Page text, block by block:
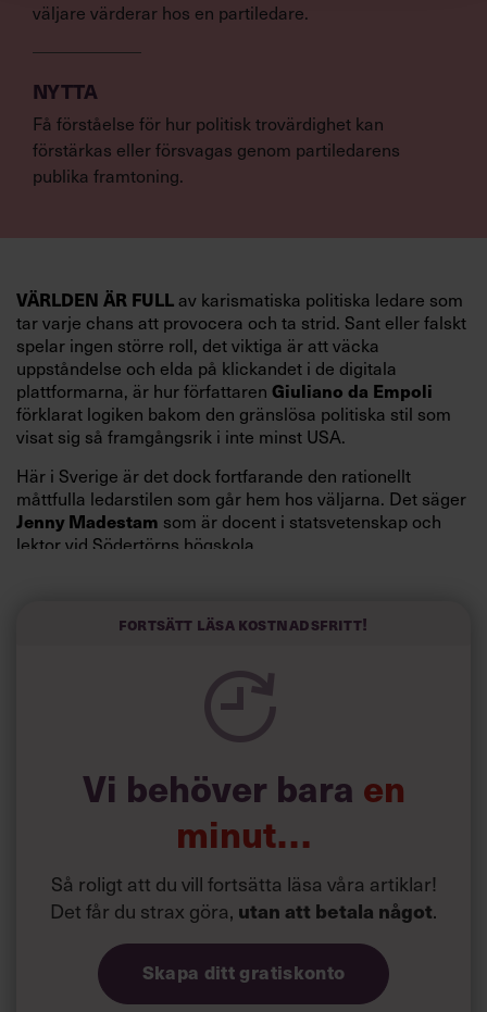
väljare värderar hos en partiledare.
NYTTA
Få förståelse för hur politisk trovärdighet kan
förstärkas eller försvagas genom partiledarens
publika framtoning.
VÄRLDEN ÄR FULLav karismatiska politiska ledare som
tar varje chans att provocera och ta strid. Sant eller falskt
spelar ingen större roll, det viktiga är att väcka
uppståndelse och elda på klickandet i de digitala
plattformarna, är hur författaren Giuliano da Empoli
förklarat logiken bakom den gränslösa politiska stil som
visat sig så framgångsrik i inte minst USA.
Här i Sverige är det dock fortfarande den rationellt
måttfulla ledarstilen som går hem hos väljarna. Det säger
Jenny Madestam som är docent i statsvetenskap och
lektor vid Södertörns högskola.
kompetenta och stå med båda fötterna på jorden. Hellre
spelevink i högklackat, är hur jag brukar sammanfatta de
önskningar som svenskarna för fram i undersökningar.”
Siri Wikander: ”Led som i
början av pandemin”
Fortsätt läsa kostnadsfritt!
Vi behöver bara en
minut…
Så roligt att du vill fortsätta läsa våra artiklar!
Det får du strax göra, utan att betala något.
Skapa ditt gratiskonto